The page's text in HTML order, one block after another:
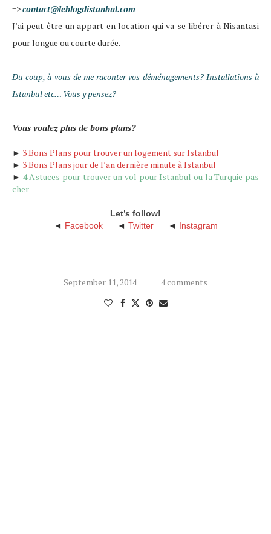
=>contact@leblogdistanbul.com
J’ai peut-être un appart en location qui va se libérer à Nisantasi
pour longue ou courte durée.
Du coup, à vous de me raconter vos déménagements? Installations à
Istanbul etc… Vous y pensez?
Vous voulez plus de bons plans?
► 3 Bons Plans pour trouver un logement sur Istanbul
► 3 Bons Plans jour de l’an dernière minute à Istanbul
► 4 Astuces pour trouver un vol pour Istanbul ou la Turquie pas
cher
Let’s follow!
◄ Facebook ◄ Twitter ◄ Instagram
September 11, 2014 4 comments